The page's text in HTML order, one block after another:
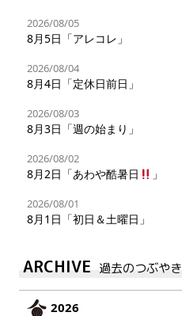
2026/08/05
8月5日「アレコレ」
2026/08/04
8月4日「定休日前日」
2026/08/03
8月3日「週の始まり」
2026/08/02
8月2日「あわや酷暑日 」
2026/08/01
8月1日「初日＆土曜日」
ARCHIVE 過去のつぶやき
2026